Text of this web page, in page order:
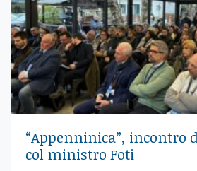
“Appenninica”, incontro
col ministro Foti